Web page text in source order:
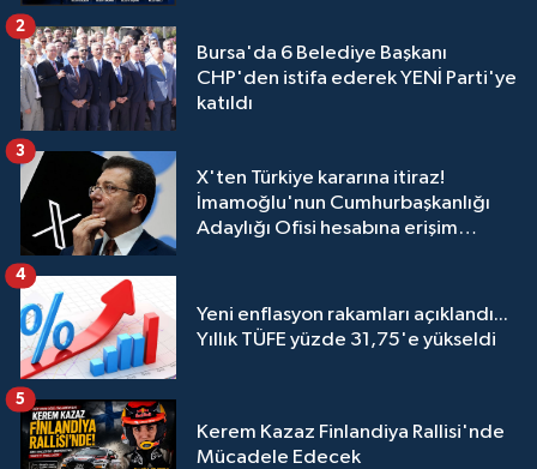
Bursa'da 6 Belediye Başkanı
CHP'den istifa ederek YENİ Parti'ye
katıldı
2
X'ten Türkiye kararına itiraz!
İmamoğlu'nun Cumhurbaşkanlığı
Adaylığı Ofisi hesabına erişim
3
Yeni enflasyon rakamları açıklandı...
Yıllık TÜFE yüzde 31,75'e yükseldi
4
Kerem Kazaz Finlandiya Rallisi'nde
Mücadele Edecek
5